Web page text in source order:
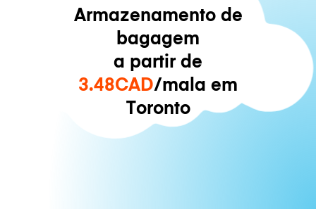
Armazenamento de
bagagem
a partir de
3.48CAD/mala em
Toronto